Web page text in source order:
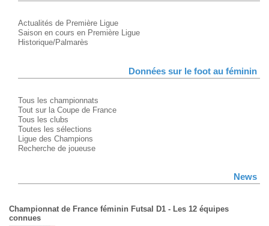
Actualités de Première Ligue
Saison en cours en Première Ligue
Historique/Palmarès
Données sur le foot au féminin
Tous les championnats
Tout sur la Coupe de France
Tous les clubs
Toutes les sélections
Ligue des Champions
Recherche de joueuse
News
Championnat de France féminin Futsal D1 - Les 12 équipes
connues